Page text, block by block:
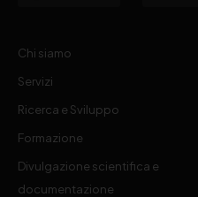
Chi siamo
Servizi
Ricerca e Sviluppo
Formazione
Divulgazione scientifica e
documentazione